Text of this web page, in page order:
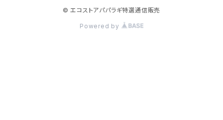
© エコストアパパラギ特選通信販売
Powered by